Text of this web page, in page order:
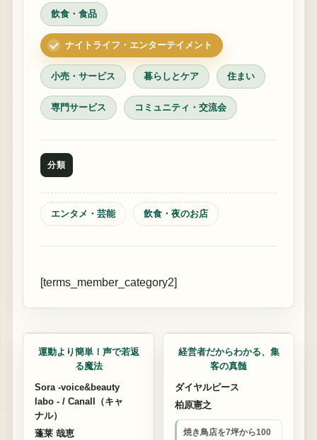
飲食・食品
ナイトライフ・エンターテイメント
小売・サービス 暮らしとケア 住まい
専門サービス コミュニティ・交流会
分類
エンタメ・芸能 飲食・夜のお店
[terms_member_category2]
運動より簡単！声で若返
る魔法
Sora -voice&beauty
labo - / Canall（キャ
ナル）
蓬莱 哉恵
経営者だからわかる、集
客の真髄
ダイヤルピース
柏原憲之
焼き鳥店を7坪から100